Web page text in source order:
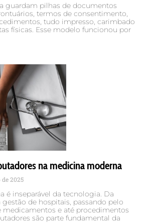
guardam pilhas de documentos
termos de consentimento,
tudo impresso, carimbado
físicas. Esse modelo funcionou por
na medicina moderna
2025
é inseparável da tecnologia. Da
gestão de hospitais, passando pelo
medicamentos e até procedimentos
são parte fundamental da